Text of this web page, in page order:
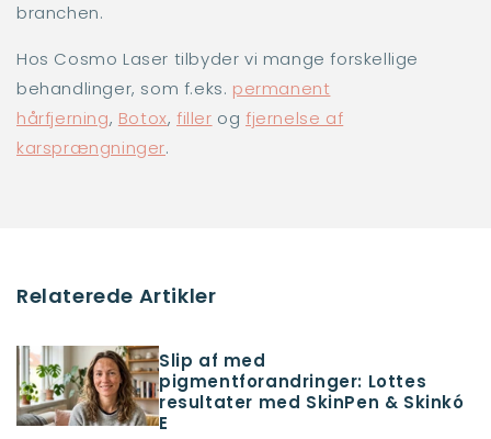
branchen.
Hos Cosmo Laser tilbyder vi mange forskellige
behandlinger, som f.eks. permanent
hårfjerning, Botox,filler ogfjernelse af
karsprængninger.
Relaterede Artikler
Slip af med
pigmentforandringer: Lottes
resultater med SkinPen & Skinkó
E